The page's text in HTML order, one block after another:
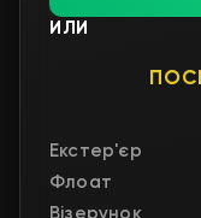
ИЛИ
Екстер'єр
Флоат
Візерунок